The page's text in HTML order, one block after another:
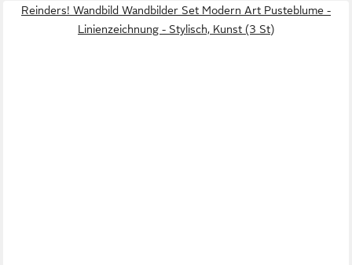
Reinders! Wandbild Wandbilder Set Modern Art Pusteblume -
Linienzeichnung - Stylisch, Kunst (3 St)